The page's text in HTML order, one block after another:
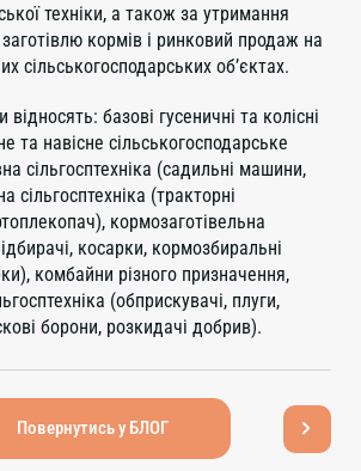
техніки, а також за утримання
кормів і ринковий продаж на
сільськогосподарських об’єктах.
відносять: базові гусеничні та колісні
та навісне сільськогосподарське
сільгосптехніка (садильні машини,
сільгосптехніка (тракторні
кормозаготівельна
косарки, кормозбиральні
комбайни різного призначення,
(обприскувачі, плуги,
борони, розкидачі добрив).
Повернутись у БЛОГ